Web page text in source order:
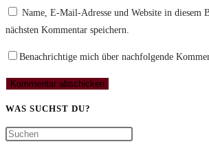
Benutzernamen
Kommentieren
zum
ein
ein
Name, E-Mail-Adresse und Website in diesem
nächsten Kommentar speichern.
Benachrichtige mich über nachfolgende
WAS SUCHST DU?